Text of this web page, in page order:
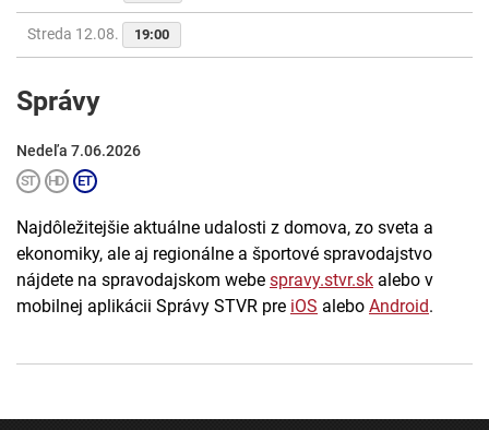
Streda 12.08. 19:00
Správy
Nedeľa 7.06.2026
Najdôležitejšie aktuálne udalosti z domova, zo sveta a
ekonomiky, ale aj regionálne a športové spravodajstvo
nájdete na spravodajskom webe spravy.stvr.sk alebo v
mobilnej aplikácii Správy STVR pre iOS alebo Android.